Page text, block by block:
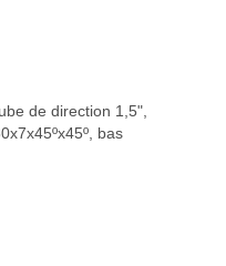
de direction 1,5",
bas